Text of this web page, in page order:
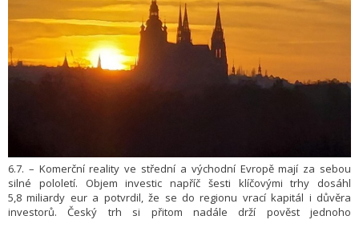
6.7. – Komerční reality ve střední a východní Evropě mají za sebou
silné pololetí. Objem investic napříč šesti klíčovými trhy dosáhl
5,8 miliardy eur a potvrdil, že se do regionu vrací kapitál i důvěra
investorů. Český trh si přitom nadále drží pověst jednoho